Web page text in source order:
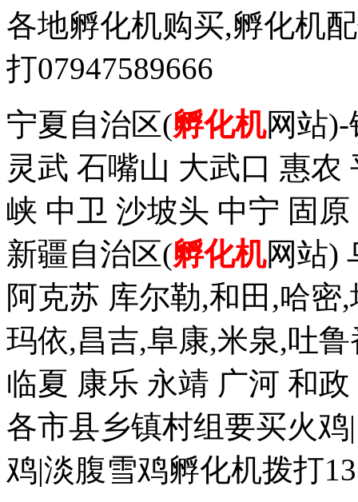
各地孵化机购买,孵化机
打07947589666
宁夏自治区(孵化机网站)-
灵武 石嘴山 大武口 惠农
峡 中卫 沙坡头 中宁 固
新疆自治区(孵化机网站)
阿克苏 库尔勒,和田,哈密
玛依,昌吉,阜康,米泉,吐
临夏 康乐 永靖 广河 和
各市县乡镇村组要买火
鸡|淡腹雪鸡孵化机拨打